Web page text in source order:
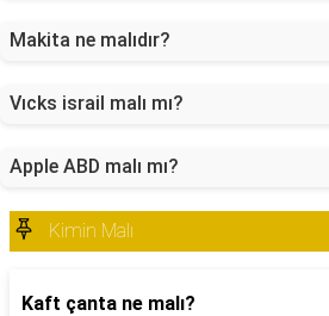
Makita ne malıdır?
Vıcks israil malı mı?
Apple ABD malı mı?
Kimin Malı
Kaft çanta ne malı?